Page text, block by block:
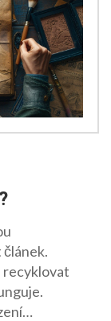
článek.
recyklovat